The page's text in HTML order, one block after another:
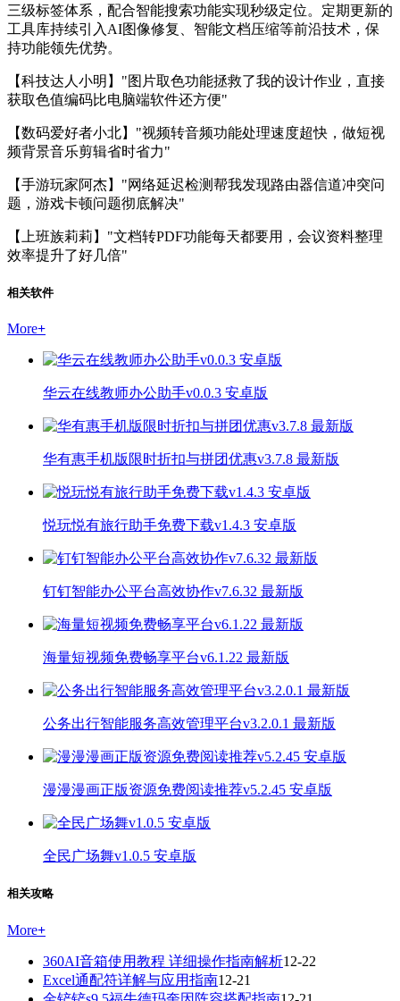
三级标签体系，配合智能搜索功能实现秒级定位。定期更新的
工具库持续引入AI图像修复、智能文档压缩等前沿技术，保
持功能领先优势。
【科技达人小明】"图片取色功能拯救了我的设计作业，直接
获取色值编码比电脑端软件还方便"
【数码爱好者小北】"视频转音频功能处理速度超快，做短视
频背景音乐剪辑省时省力"
【手游玩家阿杰】"网络延迟检测帮我发现路由器信道冲突问
题，游戏卡顿问题彻底解决"
【上班族莉莉】"文档转PDF功能每天都要用，会议资料整理
效率提升了好几倍"
相关软件
More+
华云在线教师办公助手v0.0.3 安卓版
华有惠手机版限时折扣与拼团优惠v3.7.8 最新版
悦玩悦有旅行助手免费下载v1.4.3 安卓版
钉钉智能办公平台高效协作v7.6.32 最新版
海量短视频免费畅享平台v6.1.22 最新版
公务出行智能服务高效管理平台v3.2.0.1 最新版
漫漫漫画正版资源免费阅读推荐v5.2.45 安卓版
全民广场舞v1.0.5 安卓版
相关攻略
More+
360AI音箱使用教程 详细操作指南解析12-22
Excel通配符详解与应用指南12-21